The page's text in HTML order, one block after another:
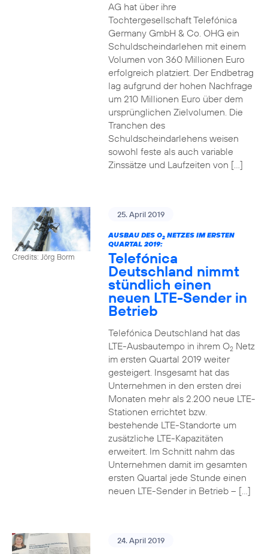
AG hat über ihre
Tochtergesellschaft Telefónica
Germany GmbH & Co. OHG ein
Schuldscheindarlehen mit einem
Volumen von 360 Millionen Euro
erfolgreich platziert. Der Endbetrag
lag aufgrund der hohen Nachfrage
um 210 Millionen Euro über dem
ursprünglichen Zielvolumen. Die
Tranchen des
Schuldscheindarlehens weisen
sowohl feste als auch variable
Zinssätze und Laufzeiten von […]
Credits: Jörg Borm
25. April 2019
AUSBAU DES O2NETZES IM ERSTEN
QUARTAL 2019:
Telefónica
Deutschland nimmt
stündlich einen
neuen LTE-Sender in
Betrieb
Telefónica Deutschland hat das
LTE-Ausbautempo in ihrem O2Netz
im ersten Quartal 2019 weiter
gesteigert. Insgesamt hat das
Unternehmen in den ersten drei
Monaten mehr als 2.200 neue LTE-
Stationen errichtet bzw.
bestehende LTE-Standorte um
zusätzliche LTE-Kapazitäten
erweitert. Im Schnitt nahm das
Unternehmen damit im gesamten
ersten Quartal jede Stunde einen
neuen LTE-Sender in Betrieb – […]
24. April 2019